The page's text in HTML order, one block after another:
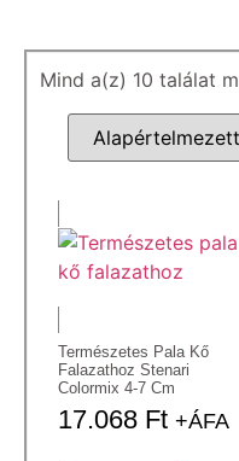
Mind a(z) 10 találat
Természetes Pala Kő
Falazathoz Stenari
Colormix 4-7 Cm
17.068 Ft +ÁFA